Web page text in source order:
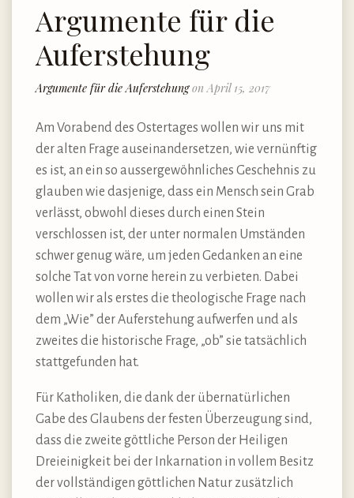
Argumente für die
Auferstehung
Argumente für die Auferstehungon April 15, 2017
Am Vorabend des Ostertages wollen wir uns mit
der alten Frage auseinandersetzen, wie vernünftig
es ist, an ein so aussergewöhnliches Geschehnis zu
glauben wie dasjenige, dass ein Mensch sein Grab
verlässt, obwohl dieses durch einen Stein
verschlossen ist, der unter normalen Umständen
schwer genug wäre, um jeden Gedanken an eine
solche Tat von vorne herein zu verbieten. Dabei
wollen wir als erstes die theologische Frage nach
dem „Wie” der Auferstehung aufwerfen und als
zweites die historische Frage, „ob” sie tatsächlich
stattgefunden hat.
Für Katholiken, die dank der übernatürlichen
Gabe des Glaubens der festen Überzeugung sind,
dass die zweite göttliche Person der Heiligen
Dreieinigkeit bei der Inkarnation in vollem Besitz
der vollständigen göttlichen Natur zusätzlich